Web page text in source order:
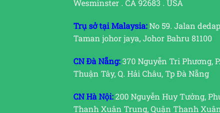
Wesminster . CA 92683 . USA
Trụ sở tại Malaysia:No 59. Jalan
Taman johor jaya, Johor Bahru 81100
CN Đà Nẵng:370 Nguyễn Tri Phương,
Thuận Tây, Q. Hải Châu, Tp Đà Nẵng
CN Hà Nội:200 Nguyễn Huy Tưởng,
Thanh Xuân Trung, Quận Thanh